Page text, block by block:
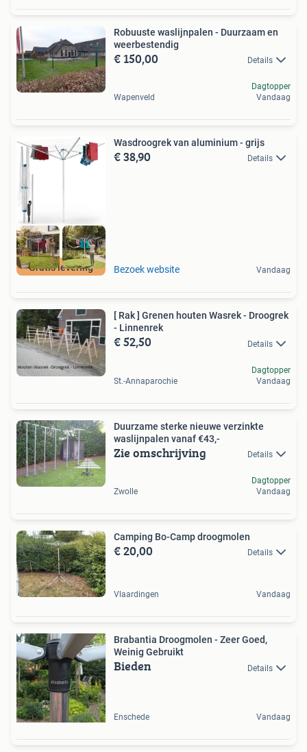
Robuuste waslijnpalen - Duurzaam en
weerbestendig
€ 150,00 Details
Wapenveld
Dagtopper
Vandaag
Gratis levering
Wasdroogrek van aluminium - grijs
€ 38,90 Details
Bezoek website Vandaag
[ Rak ] Grenen houten Wasrek - Droogrek
- Linnenrek
€ 52,50 Details
St.-Annaparochie
Dagtopper
Vandaag
Duurzame sterke nieuwe verzinkte
waslijnpalen vanaf €43,-
Zie omschrijving Details
Zwolle
Dagtopper
Vandaag
Camping Bo-Camp droogmolen
€ 20,00 Details
Vlaardingen Vandaag
Brabantia Droogmolen - Zeer Goed,
Weinig Gebruikt
Bieden Details
Enschede Vandaag